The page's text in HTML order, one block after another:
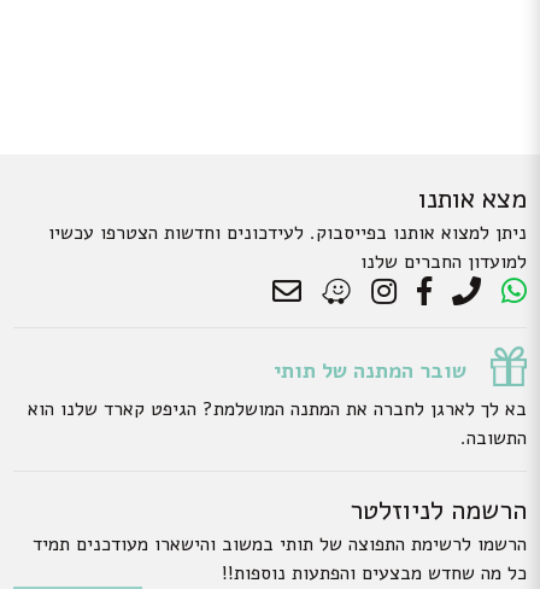
מצא אותנו
ניתן למצוא אותנו בפייסבוק. לעידכונים וחדשות הצטרפו עכשיו
למועדון החברים שלנו
שובר המתנה של תותי
בא לך לארגן לחברה את המתנה המושלמת? הגיפט קארד שלנו הוא
התשובה.
הרשמה לניוזלטר
הרשמו לרשימת התפוצה של תותי במשוב והישארו מעודכנים תמיד
כל מה שחדש מבצעים והפתעות נוספות!!